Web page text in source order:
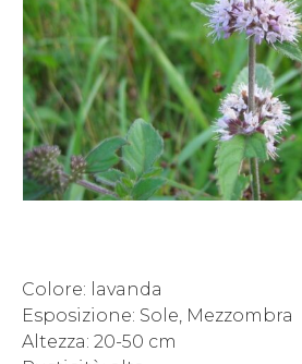
Colore: lavanda
Esposizione: Sole, Mezzombra
Altezza: 20-50 cm